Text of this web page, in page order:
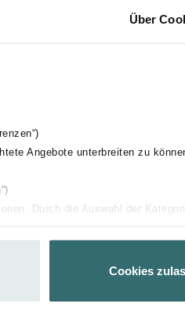
Über
Angebote unterbreiten zu
Durch die Auswahl der
Sie selbstverständlich über einen
Cookies